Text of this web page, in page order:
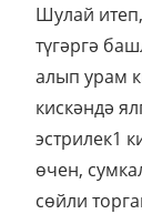
Шулай
түгәргә
алып урам
кискәндә
эстрилек1
өчен,
сөйли